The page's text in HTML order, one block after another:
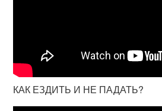
КАК ЕЗДИТЬ И НЕ ПАДАТЬ?